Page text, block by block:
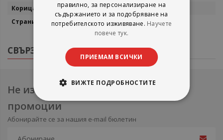
Мека корица
176
СВЪРЗАНИ ПРОДУКТИ
Не изпускайте нови продукти и
промоции
Абонирайте се за нашия e-mail бюлетин
правилно, за персонализиране на
съдържанието и за подобряване на
потребителското изживяване. Научете
повече тук.
ПРИЕМАМ ВСИЧКИ
ВИЖТЕ ПОДРОБНОСТИТЕ